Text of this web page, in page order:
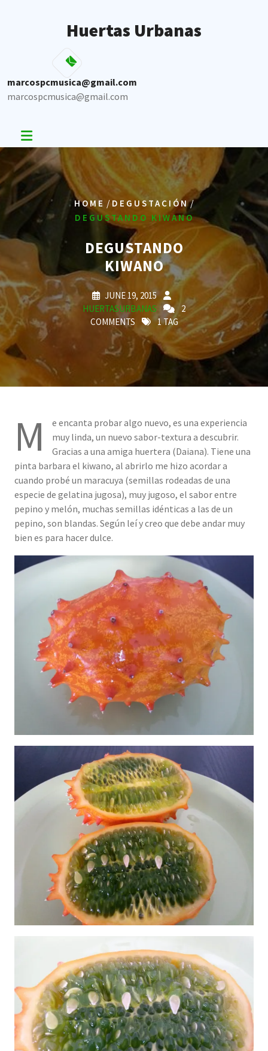
Huertas Urbanas
marcospcmusica@gmail.com
marcospcmusica@gmail.com
HOME / DEGUSTACIÓN/
DEGUSTANDO KIWANO
DEGUSTANDO
KIWANO
JUNE 19, 2015
HUERTASURBANAS
2
COMMENTS
1 TAG
M
e encanta probar algo nuevo, es una experiencia
muy linda, un nuevo sabor-textura a descubrir.
Gracias a una amiga huertera (Daiana). Tiene una
pinta barbara el kiwano, al abrirlo me hizo acordar a
cuando probé un maracuya (semillas rodeadas de una
especie de gelatina jugosa), muy jugoso, el sabor entre
pepino y melón, muchas semillas idénticas a las de un
pepino, son blandas. Según leí y creo que debe andar muy
bien es para hacer dulce.